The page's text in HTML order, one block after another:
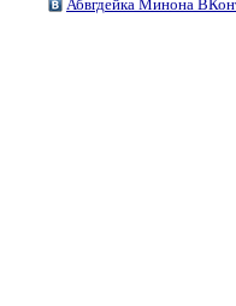
Абвгдейка Минона